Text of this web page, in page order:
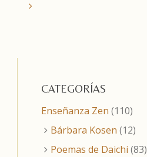
CATEGORÍAS
Enseñanza Zen (110)
Bárbara Kosen (12)
Poemas de Daichi (83)